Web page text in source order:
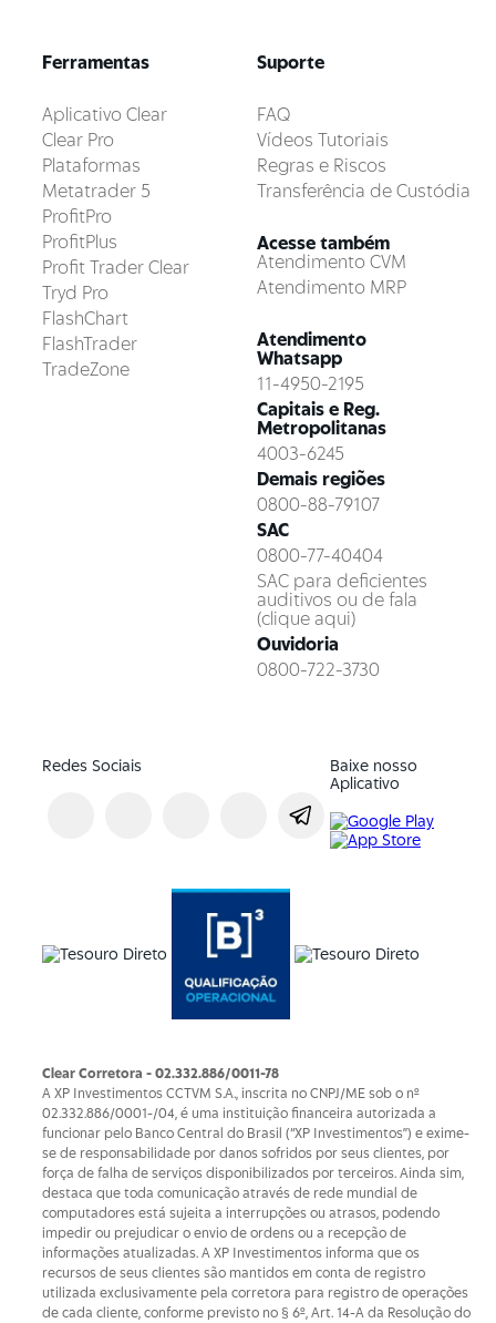
Ferramentas
Aplicativo Clear
Clear Pro
Plataformas
Metatrader 5
ProfitPro
ProfitPlus
Profit Trader Clear
Tryd Pro
FlashChart
FlashTrader
TradeZone
Suporte
FAQ
Vídeos Tutoriais
Regras e Riscos
Transferência de Custódia
Acesse também
Atendimento CVM
Atendimento MRP
Atendimento
Whatsapp
11-4950-2195
Capitais e Reg.
Metropolitanas
4003-6245
Demais regiões
0800-88-79107
SAC
0800-77-40404
SAC para deficientes
auditivos ou de fala
(clique aqui)
Ouvidoria
0800-722-3730
Redes Sociais
Baixe nosso
Aplicativo
Clear Corretora - 02.332.886/0011-78
A XP Investimentos CCTVM S.A., inscrita no CNPJ/ME sob o nº
02.332.886/0001-/­04, é uma instituição financeira autorizada a
funcionar pelo Banco Central do Brasil (“XP Investimentos”) e exime-
se de responsabilidade por danos sofridos por seus clientes, por
força de falha de serviços disponibilizados por terceiros. Ainda sim,
destaca que toda comunicação através de rede mundial de
computadores está sujeita a interrupções ou atrasos, podendo
impedir ou prejudicar o envio de ordens ou a recepção de
informações atualizadas. A XP Investimentos informa que os
recursos de seus clientes são mantidos em conta de registro
utilizada exclusivamente pela corretora para registro de operações
de cada cliente, conforme previsto no § 6º, Art. 14-A da Resolução do